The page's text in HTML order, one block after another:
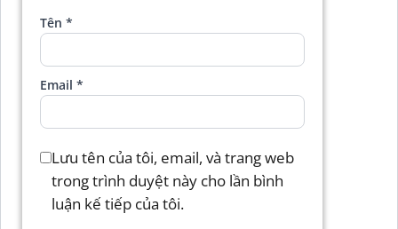
Tên *
Email *
Lưu tên của tôi, email, và trang web
trong trình duyệt này cho lần bình
luận kế tiếp của tôi.